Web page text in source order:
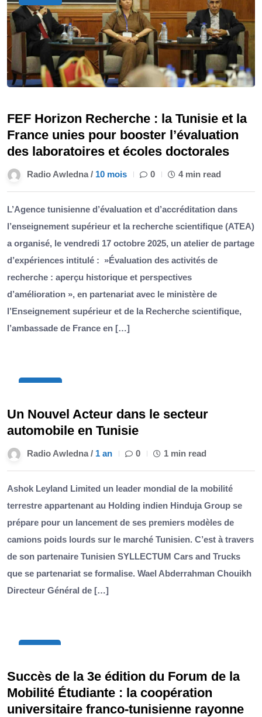
FEF Horizon Recherche : la Tunisie et la
France unies pour booster l’évaluation
des laboratoires et écoles doctorales
Radio Awledna / 10 mois 0 4 min read
L’Agence tunisienne d’évaluation et d’accréditation dans
l’enseignement supérieur et la recherche scientifique (ATEA)
a organisé, le vendredi 17 octobre 2025, un atelier de partage
d’expériences intitulé : »Évaluation des activités de
recherche : aperçu historique et perspectives
d’amélioration », en partenariat avec le ministère de
l’Enseignement supérieur et de la Recherche scientifique,
l’ambassade de France en […]
Un Nouvel Acteur dans le secteur
automobile en Tunisie
Radio Awledna / 1 an 0 1 min read
Ashok Leyland Limited un leader mondial de la mobilité
terrestre appartenant au Holding indien Hinduja Group se
prépare pour un lancement de ses premiers modèles de
camions poids lourds sur le marché Tunisien. C’est à travers
de son partenaire Tunisien SYLLECTUM Cars and Trucks
que se partenariat se formalise. Wael Abderrahman Chouikh
Directeur Général de […]
Succès de la 3e édition du Forum de la
Mobilité Étudiante : la coopération
universitaire franco-tunisienne rayonne